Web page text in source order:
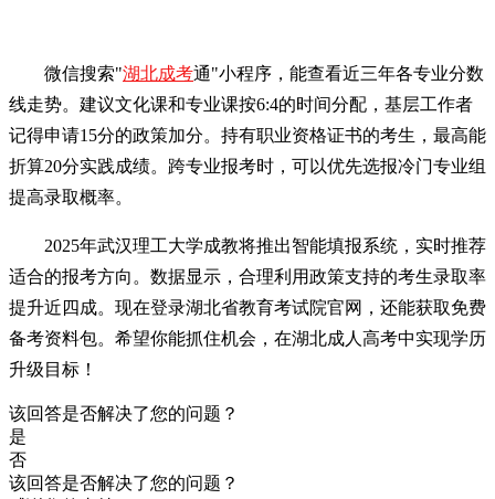
微信搜索"湖北成考通"小程序，能查看近三年各专业分数
线走势。建议文化课和专业课按6:4的时间分配，基层工作者
记得申请15分的政策加分。持有职业资格证书的考生，最高能
折算20分实践成绩。跨专业报考时，可以优先选报冷门专业组
提高录取概率。
2025年武汉理工大学成教将推出智能填报系统，实时推荐
适合的报考方向。数据显示，合理利用政策支持的考生录取率
提升近四成。现在登录湖北省教育考试院官网，还能获取免费
备考资料包。希望你能抓住机会，在湖北成人高考中实现学历
升级目标！
该回答是否解决了您的问题？
是
否
该回答是否解决了您的问题？